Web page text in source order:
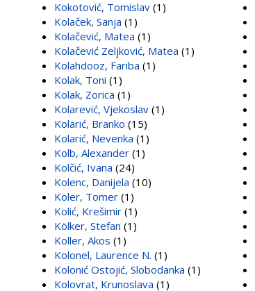
Kokotović, Tomislav (1)
Kolaček, Sanja (1)
Kolačević, Matea (1)
Kolačević Zeljković, Matea (1)
Kolahdooz, Fariba (1)
Kolak, Toni (1)
Kolak, Zorica (1)
Kolarević, Vjekoslav (1)
Kolarić, Branko (15)
Kolarić, Nevenka (1)
Kolb, Alexander (1)
Kolčić, Ivana (24)
Kolenc, Danijela (10)
Koler, Tomer (1)
Kolić, Krešimir (1)
Kölker, Stefan (1)
Koller, Akos (1)
Kolonel, Laurence N. (1)
Kolonić Ostojić, Slobodanka (1)
Kolovrat, Krunoslava (1)